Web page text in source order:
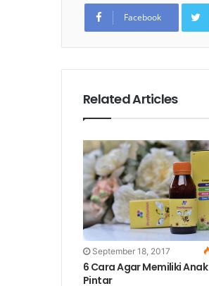
Facebook
Related Articles
September 18, 2017
6 Cara Agar Memiliki Anak
Pintar